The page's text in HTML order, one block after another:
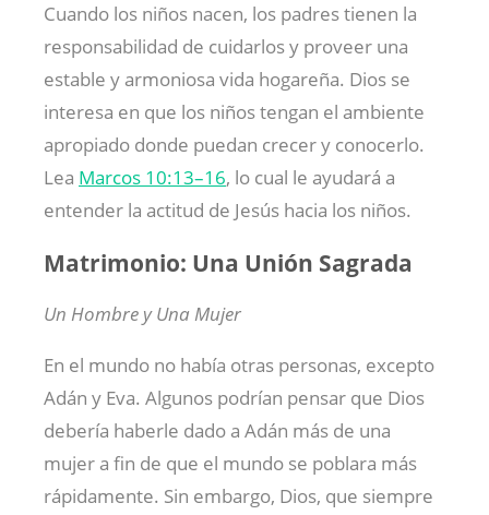
Cuando los niños nacen, los padres tienen la
responsabilidad de cuidarlos y proveer una
estable y armoniosa vida hogareña. Dios se
interesa en que los niños tengan el ambiente
apropiado donde puedan crecer y conocerlo.
Lea Marcos 10:13–16, lo cual le ayudará a
entender la actitud de Jesús hacia los niños.
Matrimonio: Una Unión Sagrada
Un Hombre y Una Mujer
En el mundo no había otras personas, excepto
Adán y Eva. Algunos podrían pensar que Dios
debería haberle dado a Adán más de una
mujer a fin de que el mundo se poblara más
rápidamente. Sin embargo, Dios, que siempre